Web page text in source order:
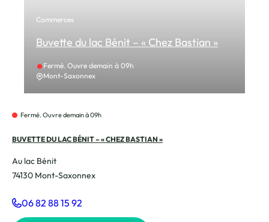
Buvette du lac Bénit – « Chez Bastian »
Commerces
Fermé. Ouvre demain à 09h
Mont-Saxonnex
Fermé. Ouvre demain à 09h
BUVETTE DU LAC BÉNIT – « CHEZ BASTIAN »
Au lac Bénit
74130 Mont-Saxonnex
06 82 88 15 92